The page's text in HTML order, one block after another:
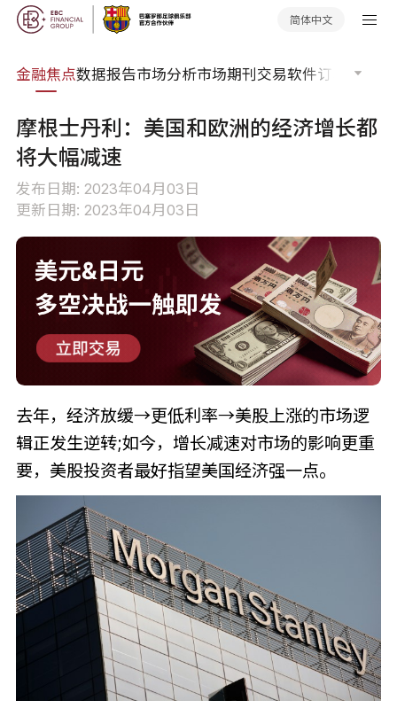
简体中文
金融焦点数据报告市场分析市场期刊交易软件订单流
摩根士丹利：美国和欧洲的经济增长都
将大幅减速
发布日期: 2023年04月03日
更新日期: 2023年04月03日
去年，经济放缓→更低利率→美股上涨的市场逻
辑正发生逆转;如今，增长减速对市场的影响更重
要，美股投资者最好指望美国经济强一点。